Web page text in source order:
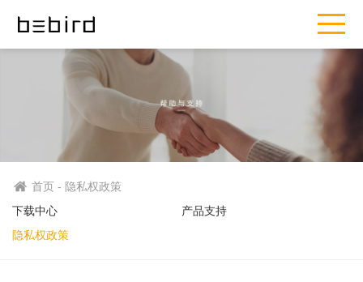
首页 - 隐私权政策
下载中心
产品支持
隐私权政策